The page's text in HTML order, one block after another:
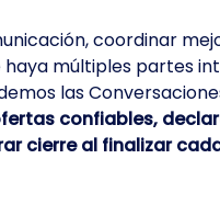
coordinar
múltiples partes
las
confiables,
cierre al finalizar